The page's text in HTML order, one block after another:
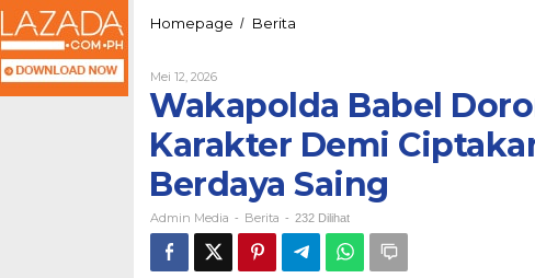
Homepage / Berita
Pendidikan
Karakter
Demi
Ciptakan
Generasi
Unggul
dan
Berdaya
Saing
Mei 12, 2026Oleh
Media
Wakapolda Babel
Karakter Demi
Berdaya Saing
Admin Media - Berita - 232 Dilihat